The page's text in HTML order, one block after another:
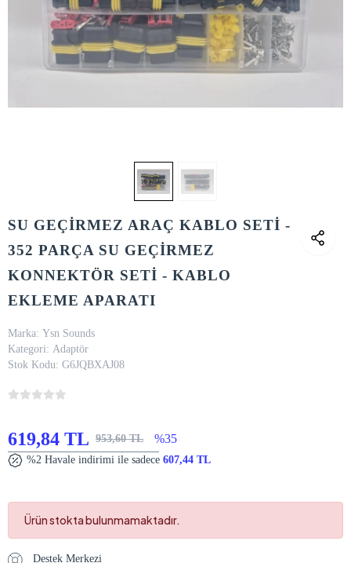
SU GEÇİRMEZ ARAÇ KABLO SETİ -
352 PARÇA SU GEÇİRMEZ
KONNEKTÖR SETİ - KABLO
EKLEME APARATI
Marka: Ysn Sounds
Kategori: Adaptör
Stok Kodu: G6JQBXAJ08
619,84 TL 953,60 TL %35
%2 Havale indirimi ile sadece 607,44 TL
Ürün stokta bulunmamaktadır.
Destek Merkezi